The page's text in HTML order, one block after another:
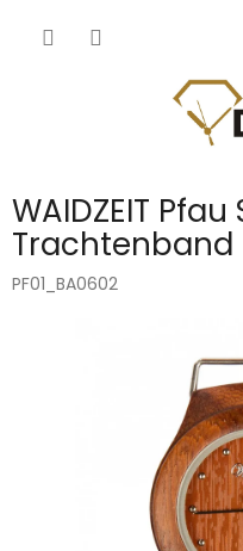
WAIDZEIT Pfau
Trachtenband
PF01_BA0602